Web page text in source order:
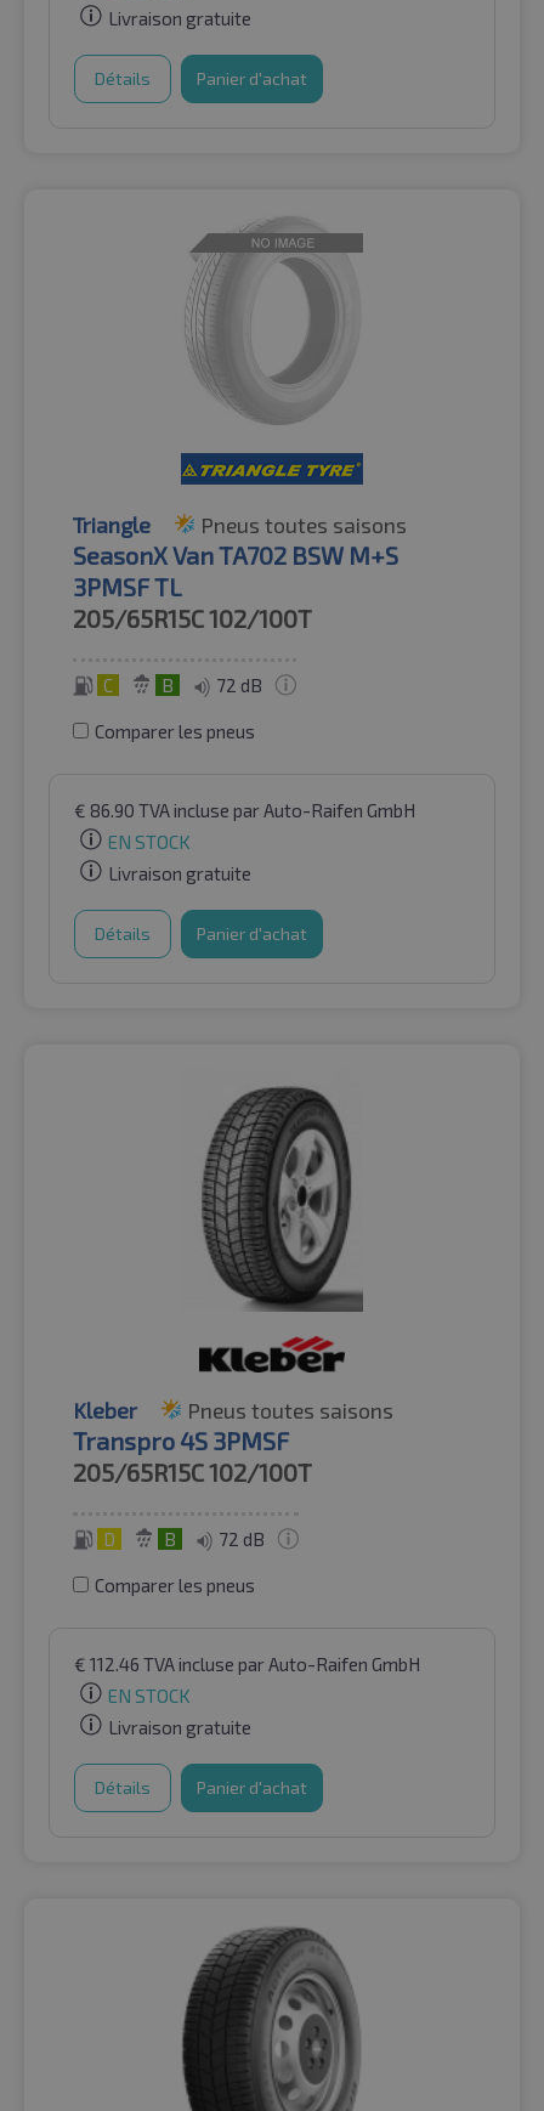
Livraison gratuite
Détails Panier d'achat
Triangle Pneus toutes saisons
SeasonX Van TA702 BSW M+S
3PMSF TL
205/65R15C102/100T
C B 72 dB
Comparer les pneus
€ 86.90 TVA incluse par Auto-Raifen GmbH
EN STOCK
Livraison gratuite
Détails Panier d'achat
Kleber Pneus toutes saisons
Transpro 4S 3PMSF
205/65R15C102/100T
D B 72 dB
Comparer les pneus
€ 112.46 TVA incluse par Auto-Raifen GmbH
EN STOCK
Livraison gratuite
Détails Panier d'achat